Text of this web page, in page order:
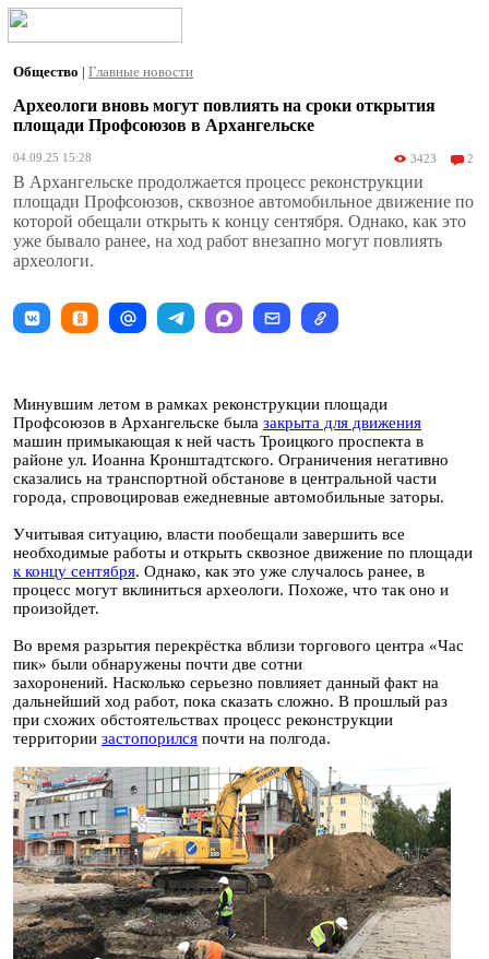
Общество | Главные новости
Археологи вновь могут повлиять на сроки открытия
площади Профсоюзов в Архангельске
04.09.25 15:28 3423 2
В Архангельске продолжается процесс реконструкции
площади Профсоюзов, сквозное автомобильное движение по
которой обещали открыть к концу сентября. Однако, как это
уже бывало ранее, на ход работ внезапно могут повлиять
археологи.
Минувшим летом в рамках реконструкции площади
Профсоюзов в Архангельске была закрыта для движения
машин примыкающая к ней часть Троицкого проспекта в
районе ул. Иоанна Кронштадтского. Ограничения негативно
сказались на транспортной обстанове в центральной части
города, спровоцировав ежедневные автомобильные заторы.
Учитывая ситуацию, власти пообещали завершить все
необходимые работы и открыть сквозное движение по площади
к концу сентября. Однако, как это уже случалось ранее, в
процесс могут вклиниться археологи. Похоже, что так оно и
произойдет.
Во время разрытия перекрёстка вблизи торгового центра «Час
пик» были обнаружены почти две сотни
захоронений. Насколько серьезно повлияет данный факт на
дальнейший ход работ, пока сказать сложно. В прошлый раз
при схожих обстоятельствах процесс реконструкции
территории застопорился почти на полгода.